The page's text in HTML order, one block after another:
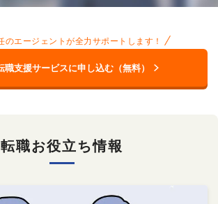
のエージェントが全力サポートします！
職支援サービスに申し込む（無料）
転職お役立ち情報